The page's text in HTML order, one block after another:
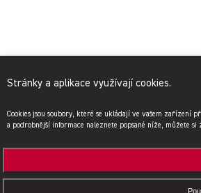
Stránky a aplikace využívají cookies.
Cookies jsou soubory, které se ukládají ve vašem
a podrobnější informace naleznete popsané níže, můžete